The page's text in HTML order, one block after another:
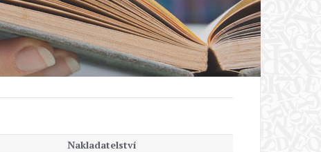
Nakladatelství